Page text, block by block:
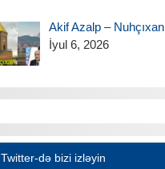
Akif Azalp – Nuhçıxan
İyul 6, 2026
Twitter-də bizi izləyin